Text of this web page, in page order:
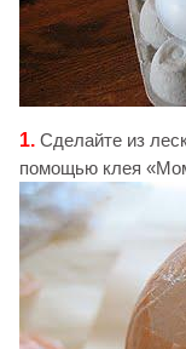
1. Сделайте из
помощью клея